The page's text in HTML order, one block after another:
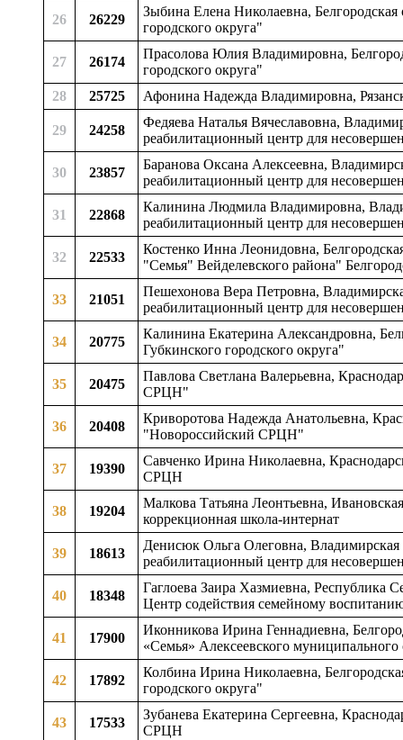
26 26229
Зыбина Елена Николаевна,
городского округа"
27 26174
Прасолова Юлия Владимировна,
городского округа"
28
25725 Афонина Надежда Владимировна,
29 24258
Федяева Наталья Вячеславовна,
реабилитационный центр для
30 23857
Баранова Оксана Алексеевна,
реабилитационный центр для
31 22868
Калинина Людмила Владимировна,
реабилитационный центр для
32 22533
Костенко Инна Леонидовна,
"Семья" Вейделевского района"
33 21051
Пешехонова Вера Петровна,
реабилитационный центр для
34 20775
Калинина Екатерина Александровна,
Губкинского городского округа"
35 20475
Павлова Светлана Валерьевна,
СРЦН"
36 20408
Криворотова Надежда Анатольевна,
"Новороссийский СРЦН"
37 19390
Савченко Ирина Николаевна,
СРЦН
38 19204
Малкова Татьяна Леонтьевна,
коррекционная школа-интернат
39 18613
Денисюк Ольга Олеговна,
реабилитационный центр для
40 18348
Гаглоева Заира Хазмиевна,
Центр содействия семейному
41 17900
Иконникова Ирина Геннадиевна,
«Семья» Алексеевского муниципального
42 17892
Колбина Ирина Николаевна,
городского округа"
43 17533
Зубанева Екатерина Сергеевна,
СРЦН